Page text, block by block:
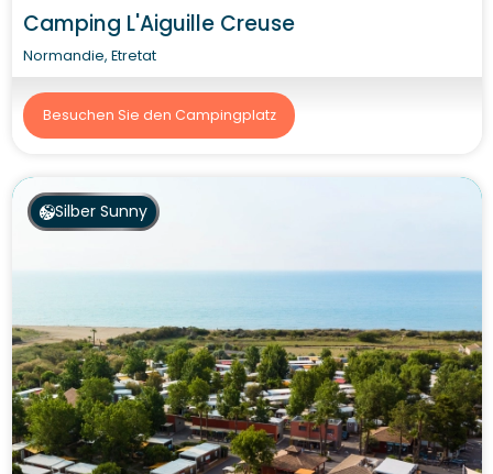
Camping L'Aiguille Creuse
Normandie, Etretat
Besuchen Sie den Campingplatz
Silber Sunny